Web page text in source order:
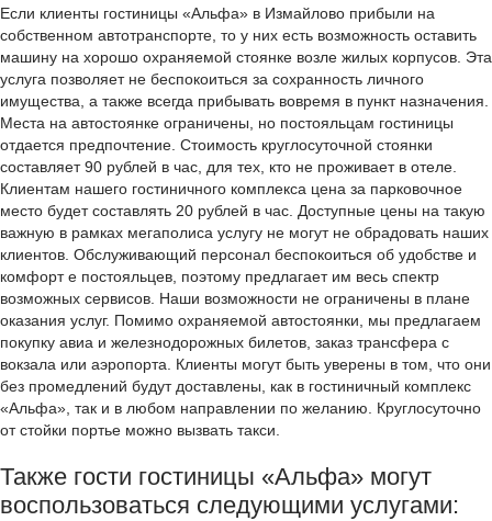
Если клиенты гостиницы «Aльфa» в Измaйлoвo прибыли на
собственном автотранспорте, то у них есть возможность оставить
машину на хорошо охраняемой стоянке возле жилых корпусов. Эта
услуга позволяет не беспокоиться за сохранность личного
имущества, а также всегда прибывать вовремя в пункт назначения.
Места на автостоянке ограничены, но постояльцам гостиницы
отдается предпочтение. Стоимость круглосуточной стоянки
составляет 90 рублей в час, для тех, кто не проживает в отеле.
Клиентам нашего гостиничного комплекса цена за парковочное
место будет составлять 20 рублей в час. Доступные цены на такую
важную в рамках мегаполиса услугу не могут не обрадовать наших
клиентов. Обслуживающий персонал беспокоиться об удобстве и
комфорт е постояльцев, поэтому предлагает им весь спектр
возможных сервисов. Наши возможности не ограничены в плане
оказания услуг. Помимо охраняемой автостоянки, мы предлагаем
покупку авиа и железнодорожных билетов, заказ трансфера с
вокзала или аэропорта. Клиенты могут быть уверены в том, что они
без промедлений будут доставлены, как в гостиничный комплекс
«Aльфa», так и в любом направлении по желанию. Круглосуточно
от стойки портье можно вызвать такси.
Также гости гостиницы «Альфа» могут
воспользоваться следующими услугами: